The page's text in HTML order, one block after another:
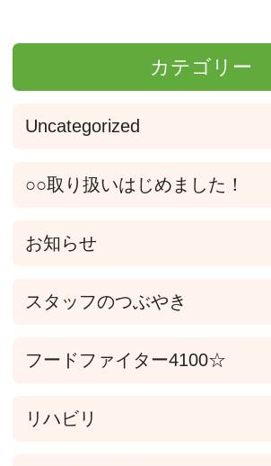
カテゴリー
Uncategorized
○○取り扱いはじめました！
お知らせ
スタッフのつぶやき
フードファイター4100☆
リハビリ